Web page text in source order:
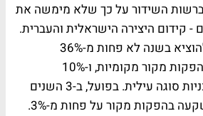
השידור על כך שלא מימשה את
- קידום היצירה הישראלית והעברית.
החוק קובע כי עליה להוציא בשנה לא פחות מ-36%
מהכנסותיה לרכישת הפקות מקור מקומיות, ו-10%
מההכנסות יוקצו לתכניות סוגה עילית. בפועל, ב-3 השנים
בהפקות מקור על פחות מ-3%.